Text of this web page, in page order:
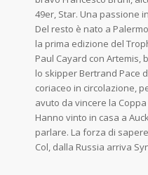
49er, Star. Una passione
Del resto è nato a
la prima edizione del
Paul Cayard con
lo skipper Bertrand Pace
coriaceo in circolazione,
avuto da vincere la
Hanno vinto in casa a
parlare. La forza di
Col, dalla Russia arriva